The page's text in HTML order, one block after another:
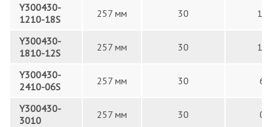
Y300430-
1210-18S
257 мм 30 18
Y300430-
1810-12S
257 мм 30 12
Y300430-
2410-06S
257 мм 30 6
Y300430-
3010
257 мм 30 0